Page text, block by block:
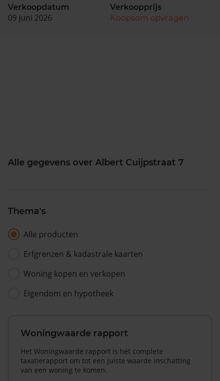
Verkoopdatum
09 juni 2026
Verkoopprijs
Koopsom opvragen
Alle gegevens over Albert Cuijpstraat 7
Thema's
Alle producten
Erfgrenzen & kadastrale kaarten
Woning kopen en verkopen
Eigendom en hypotheek
Woningwaarde rapport
Het Woningwaarde rapport is hét complete
taxatierapport om tot een juiste waarde inschatting
van een woning te komen.